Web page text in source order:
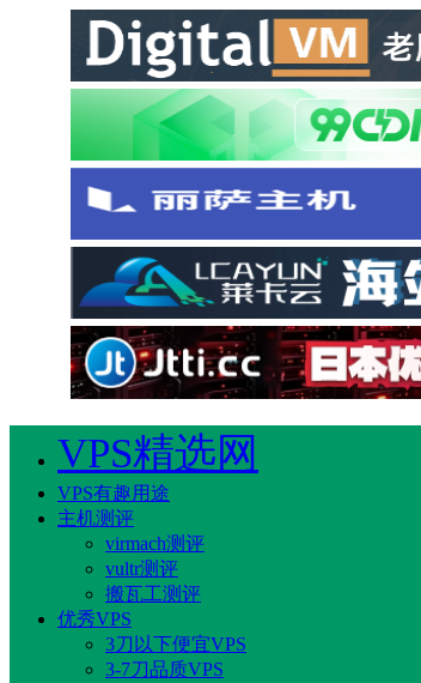
VPS精选网
VPS有趣用途
主机测评
virmach测评
vultr测评
搬瓦工测评
优秀VPS
3刀以下便宜VPS
3-7刀品质VPS